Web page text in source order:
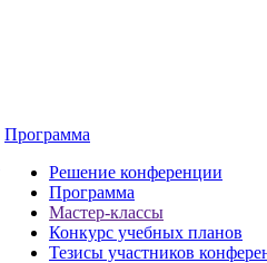
Программа
Решение конференции
Программа
Мастер-классы
Конкурс учебных планов
Тезисы участников